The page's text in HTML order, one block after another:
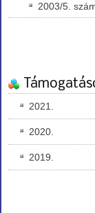
2003/5.
2021.
2020.
2019.